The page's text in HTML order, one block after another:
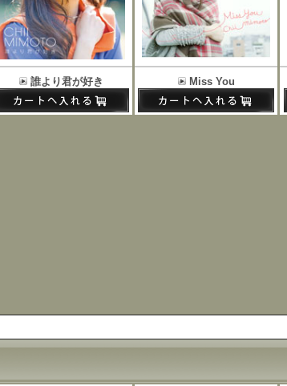
誰より君が好き Miss You